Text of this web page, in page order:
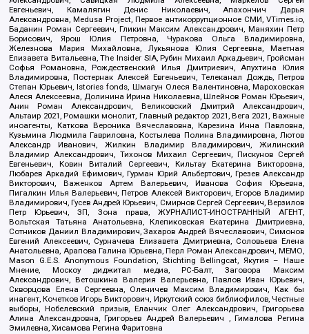
Евгеньевич, Камалягин Денис Николаевич, Апахончич Дарья
Александровна, Medusa Project, Первое антикоррупционное СМИ, VTimes.io,
Баданин Роман Сергеевич, Гликин Максим Александрович, Маняхин Петр
Борисович, Ярош Юлия Петровна, Чуракова Ольга Владимировна,
Железнова Мария Михайловна, Лукьянова Юлия Сергеевна, Маетная
Елизавета Витальевна, The Insider SIA, Рубин Михаил Аркадьевич, Гройсман
Софья Романовна, Рождественский Илья Дмитриевич, Апухтина Юлия
Владимировна, Постернак Алексей Евгеньевич, Телеканал Дождь, Петров
Степан Юрьевич, Istories fonds, Шмагун Олеся Валентиновна, Мароховская
Алеся Алексеевна, Долинина Ирина Николаевна, Шлейнов Роман Юрьевич,
Анин Роман Александрович, Великовский Дмитрий Александрович,
Альтаир 2021, Ромашки монолит, Главный редактор 2021, Вега 2021, Важные
иноагенты, Каткова Вероника Вячеславовна, Карезина Инна Павловна,
Кузьмина Людмила Гавриловна, Костылева Полина Владимировна, Лютов
Александр Иванович, Жилкин Владимир Владимирович, Жилинский
Владимир Александрович, Тихонов Михаил Сергеевич, Пискунов Сергей
Евгеньевич, Ковин Виталий Сергеевич, Кильтау Екатерина Викторовна,
Любарев Аркадий Ефимович, Гурман Юрий Альбертович, Грезев Александр
Викторович, Важенков Артем Валерьевич, Иванова София Юрьевна,
Пигалкин Илья Валерьевич, Петров Алексей Викторович, Егоров Владимир
Владимирович, Гусев Андрей Юрьевич, Смирнов Сергей Сергеевич, Верзилов
Петр Юрьевич, ЗП, Зона права, ЖУРНАЛИСТ-ИНОСТРАННЫЙ АГЕНТ,
Вольтская Татьяна Анатольевна, Клепиковская Екатерина Дмитриевна,
Сотников Даниил Владимирович, Захаров Андрей Вячеславович, Симонов
Евгений Алексеевич, Сурначева Елизавета Дмитриевна, Соловьева Елена
Анатольевна, Арапова Галина Юрьевна, Перл Роман Александрович, МЕМО,
Mason G.E.S. Anonymous Foundation, Stichting Bellingcat, Якутия – Наше
Мнение, Москоу диджитал медиа, РС-Балт, Заговора Максим
Александрович, Ветошкина Валерия Валерьевна, Павлов Иван Юрьевич,
Скворцова Елена Сергеевна, Оленичев Максим Владимирович, Как бы
инагент, Кочетков Игорь Викторович, Иркутский союз библиофилов, Честные
выборы, Нобелевский призыв, Еланчик Олег Александрович, Григорьева
Алина Александровна, Григорьев Андрей Валерьевич , Гималова Регина
Эмилевна, Хисамова Регина Фаритовна